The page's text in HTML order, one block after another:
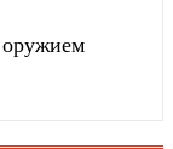
оружием